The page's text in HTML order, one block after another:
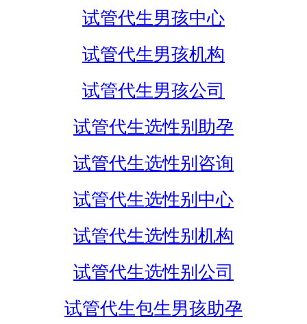
试管代生男孩中心
试管代生男孩机构
试管代生男孩公司
试管代生选性别助孕
试管代生选性别咨询
试管代生选性别中心
试管代生选性别机构
试管代生选性别公司
试管代生包生男孩助孕